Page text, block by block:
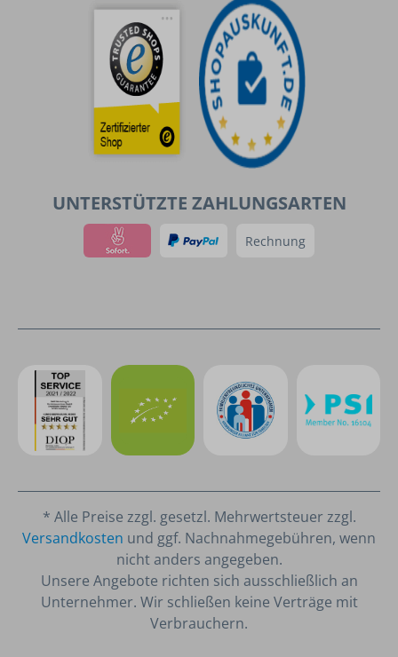
UNTERSTÜTZTE ZAHLUNGSARTEN
Rechnung
* Alle Preise zzgl. gesetzl. Mehrwertsteuer zzgl.
Versandkosten und ggf. Nachnahmegebühren, wenn
nicht anders angegeben.
Unsere Angebote richten sich ausschließlich an
Unternehmer. Wir schließen keine Verträge mit
Verbrauchern.